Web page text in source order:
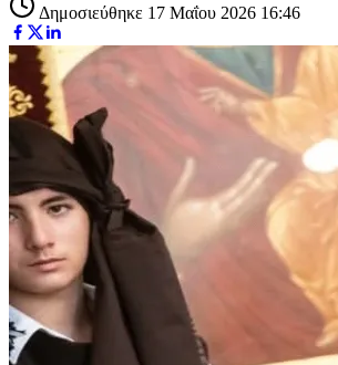
Δημοσιεύθηκε 17 Μαΐου 2026 16:46